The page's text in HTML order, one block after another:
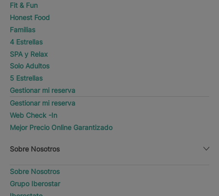
Fit & Fun
Honest Food
Familias
4 Estrellas
SPA y Relax
Solo Adultos
5 Estrellas
Gestionar mi reserva
Gestionar mi reserva
Web Check -In
Mejor Precio Online Garantizado
Sobre Nosotros
Sobre Nosotros
Grupo Iberostar